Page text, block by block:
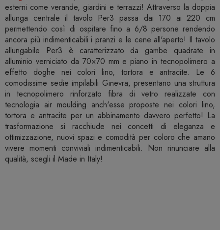
esterni come verande, giardini e terrazzi! Attraverso la doppia
allunga centrale il tavolo Per3 passa dai 170 ai 220 cm
permettendo così di ospitare fino a 6/8 persone rendendo
ancora più indimenticabili i pranzi e le cene all'aperto! Il tavolo
allungabile Per3 è caratterizzato da gambe quadrate in
alluminio verniciato da 70×70 mm e piano in tecnopolimero a
effetto doghe nei colori lino, tortora e antracite. Le 6
comodissime sedie impilabili Ginevra, presentano una struttura
in tecnopolimero rinforzato fibra di vetro realizzate con
tecnologia air moulding anch'esse proposte nei colori lino,
tortora e antracite per un abbinamento davvero perfetto! La
trasformazione si racchiude nei concetti di eleganza e
ottimizzazione, nuovi spazi e comodità per coloro che amano
vivere momenti conviviali indimenticabili. Non rinunciare alla
qualità, scegli il Made in Italy!